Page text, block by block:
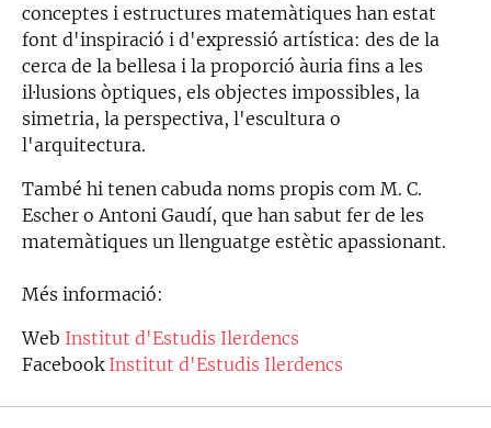
conceptes i estructures matemàtiques han estat
font d'inspiració i d'expressió artística: des de la
cerca de la bellesa i la proporció àuria fins a les
il·lusions òptiques, els objectes impossibles, la
simetria, la perspectiva, l'escultura o
l'arquitectura.
També hi tenen cabuda noms propis com M. C.
Escher o Antoni Gaudí, que han sabut fer de les
matemàtiques un llenguatge estètic apassionant.
Més informació:
Web Institut d'Estudis Ilerdencs
Facebook Institut d'Estudis Ilerdencs